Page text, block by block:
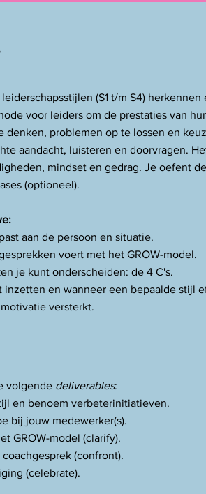
(S1 t/m S4)
voor leiders om de prestaties van
denken, problemen op te lossen en
aandacht, luisteren en doorvragen.
mindset en gedrag. Je oefent
(optioneel).
aan de persoon en situatie.
voert met het GROW-model.
je kunt onderscheiden: de 4 C's.
en wanneer een bepaalde stijl
versterkt.
volgende deliverables:
en benoem verbeterinitiatieven.
bij jouw medewerker(s).
GROW-model (clarify).
(confront).
(celebrate).